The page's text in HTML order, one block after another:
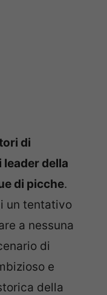
di
della
di picche.
un tentativo
a nessuna
di
e
della